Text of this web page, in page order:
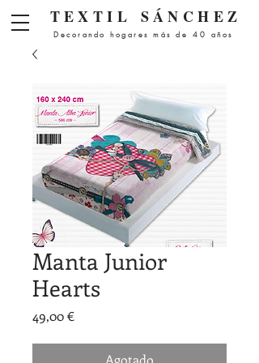
TEXTIL SÁNCHEZ
Decorando hogares más de 40 años
Manta Junior
Hearts
49,00 €Precio
Agotado